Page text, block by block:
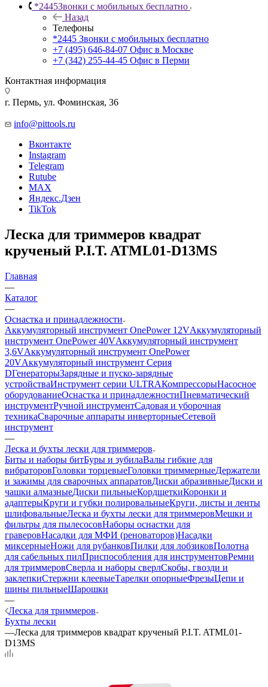
*2445Звонки с мобильных бесплатно
Назад
Телефоны
*2445 Звонки с мобильных бесплатно
+7 (495) 646-84-07 Офис в Москве
+7 (342) 255-44-45 Офис в Перми
Контактная информация
г. Пермь, ул. Фоминская, 36
info@pittools.ru
Вконтакте
Instagram
Telegram
Rutube
MAX
Яндекс.Дзен
TikTok
Леска для триммеров квадрат
крученый P.I.T. ATML01-D13MS
Главная
—
Каталог
—
Оснастка и принадлежности
Аккумуляторный инструмент OnePower 12VАккумуляторный
инструмент OnePower 40VАккумуляторный инструмент
3,6VАккумуляторный инструмент OnePower
20VАккумуляторный инструмент Серия
DГенераторыЗарядные и пуско-зарядные
устройстваИнструмент серии ULTRAКомпрессорыНасосное
оборудованиеОснастка и принадлежностиПневматический
инструментРучной инструментСадовая и уборочная
техникаСварочные аппараты инверторныеСетевой
инструмент
—
Леска и бухты лески для триммеров
Биты и наборы битБуры и зубилаВалы гибкие для
вибраторовГоловки торцевыеГоловки триммерныеДержатели
и зажимы для сварочных аппаратовДиски абразивныеДиски и
чашки алмазныеДиски пильныеКордщеткиКоронки и
адаптерыКруги и губки полировальныеКруги, листы и ленты
шлифовальныеЛеска и бухты лески для триммеровМешки и
фильтры для пылесосовНаборы оснастки для
граверовНасадки для МФИ (реноваторов)Насадки
миксерныеНожи для рубанковПилки для лобзиковПолотна
для сабельных пилПриспособления для инструментовРемни
для триммеровСверла и наборы сверлСкобы, гвозди и
заклепкиСтержни клеевыеТарелки опорныеФрезыЦепи и
шины пильныеШарошки
—
Леска для триммеров
Бухты лески
—Леска для триммеров квадрат крученый P.I.T. ATML01-
D13MS